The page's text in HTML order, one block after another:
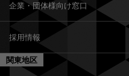
企業・団体様向け窓口
採用情報
関東地区